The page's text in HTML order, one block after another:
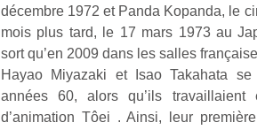
décembre 1972 et Panda Kopanda, le
mois plus tard, le 17 mars 1973 au
sort qu’en 2009 dans les salles
Hayao Miyazaki et Isao Takahata
années 60, alors qu’ils
d’animation Tôei . Ainsi, leur